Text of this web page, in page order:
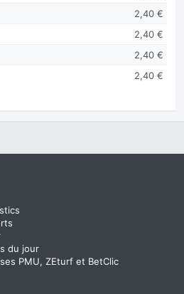
2,40 €
2,40 €
2,40 €
2,40 €
du jour
PMU, ZEturf et BetClic